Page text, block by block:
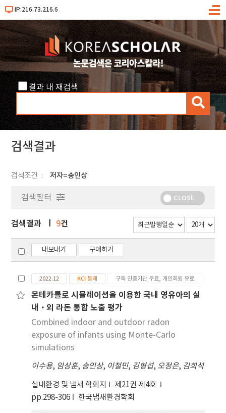
IP:216.73.216.6
메
결과 내 재검색
검
색
검색결과
검색조건 저자=송인상
검색필터 CLOSE
검색결과 9건
내보내기 구매하기
2022.12 KCI 등재 구독 인증기관 무료, 개인회원 유료
몬테카를로 시뮬레이션을 이용한 국내 영유아의 실
내·외 라돈 통합 노출 평가
Combined indoor and outdoor radon
exposure of infants using Monte-Carlo
simulations
이수용, 임상훈, 송인상, 이철민, 김형섭, 오정은, 김희석
실내환경 및 냄새 학회지
제21권 제4호
pp.298-306
한국냄새환경학회